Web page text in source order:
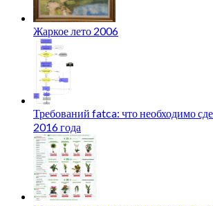
Жаркое лето 2006
Требований fatca: что необходимо
2016 года